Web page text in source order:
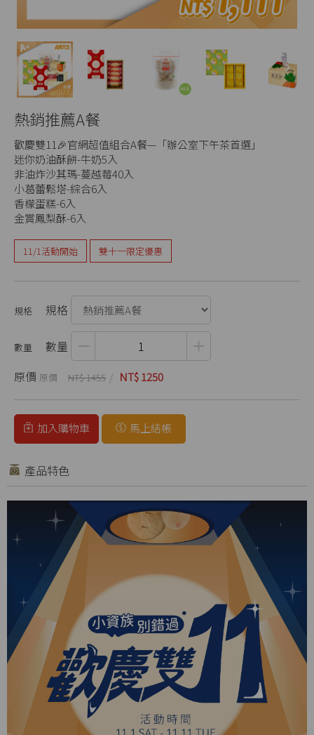
Next
熱銷推薦A餐
歡慶雙11🎉官網超值組合A餐—「辦公室下午茶首選」
迷你奶油酥餅-牛奶5入
非油炸沙其瑪-蔓越莓40入
小葛蕾鬆塔-綜合6入
香檬蛋糕-6入
金賞鳳梨酥-6入
11/1活動開始 雙十一限定優惠
規格
數量
原價
NT$ 1455 NT$ 1250
加入購物車 馬上結帳
產品特色